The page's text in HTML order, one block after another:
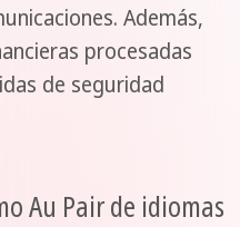
Además,
procesadas
de seguridad
Au Pair de idiomas